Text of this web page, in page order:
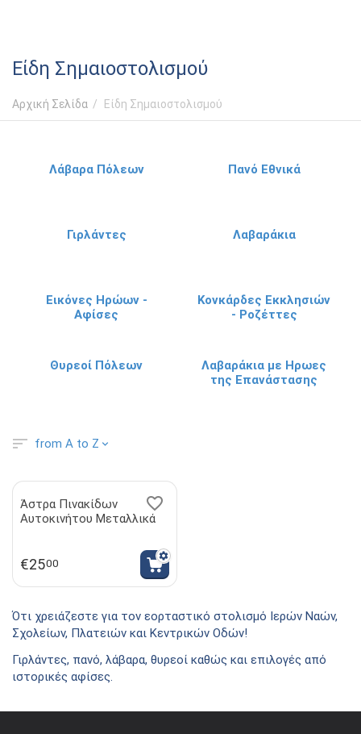
Είδη Σημαιοστολισμού
Αρχική Σελίδα / Είδη Σημαιοστολισμού
Λάβαρα Πόλεων Πανό Εθνικά
Γιρλάντες Λαβαράκια
Εικόνες Ηρώων -
Αφίσες
Κονκάρδες Εκκλησιών
- Ροζέττες
Θυρεοί Πόλεων
Λαβαράκια με Ηρωες
της Επανάστασης
from A to Z
Άστρα Πινακίδων
Αυτοκινήτου Μεταλλικά
€2500
Ότι χρειάζεστε για τον εορταστικό στολισμό Ιερών Ναών,
Σχολείων, Πλατειών και Κεντρικών Οδών!
Γιρλάντες, πανό, λάβαρα, θυρεοί καθώς και επιλογές από
ιστορικές αφίσες.